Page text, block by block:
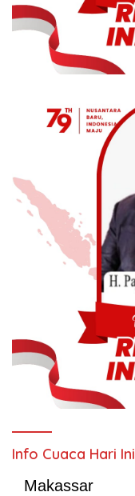
Info Cuaca Hari Ini
Makassar